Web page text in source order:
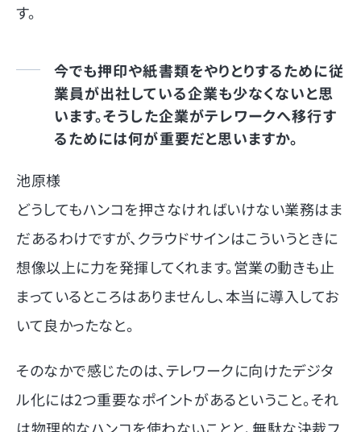
す。
今でも押印や紙書類をやりとりするために従
業員が出社している企業も少なくないと思
います。そうした企業がテレワークへ移行す
るためには何が重要だと思いますか。
池原様
どうしてもハンコを押さなければいけない業務はま
だあるわけですが、クラウドサインはこういうときに
想像以上に力を発揮してくれます。営業の動きも止
まっているところはありませんし、本当に導入してお
いて良かったなと。
そのなかで感じたのは、テレワークに向けたデジタ
ル化には2つ重要なポイントがあるということ。それ